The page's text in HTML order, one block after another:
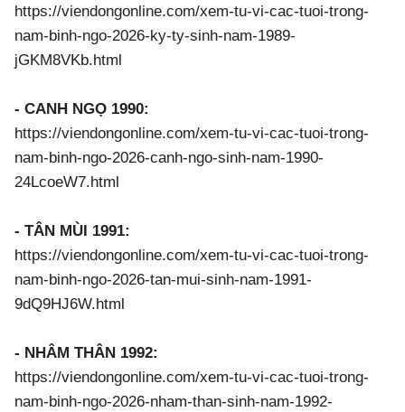
https://viendongonline.com/xem-tu-vi-cac-tuoi-trong-
nam-binh-ngo-2026-ky-ty-sinh-nam-1989-
jGKM8VKb.html
- CANH NGỌ 1990:
https://viendongonline.com/xem-tu-vi-cac-tuoi-trong-
nam-binh-ngo-2026-canh-ngo-sinh-nam-1990-
24LcoeW7.html
- TÂN MÙI 1991:
https://viendongonline.com/xem-tu-vi-cac-tuoi-trong-
nam-binh-ngo-2026-tan-mui-sinh-nam-1991-
9dQ9HJ6W.html
- NHÂM THÂN 1992:
https://viendongonline.com/xem-tu-vi-cac-tuoi-trong-
nam-binh-ngo-2026-nham-than-sinh-nam-1992-